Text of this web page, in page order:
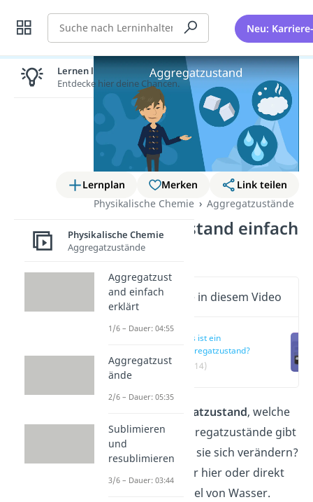
Suche Neu:
Lernplan Merken
Link teilen
Physikalische Chemie
Aggregatzustände
Aggregatzustand einfach
erklärt
Wichtige Inhalte in diesem Video
Was ist ein
Aggregatzustand?
(00:14)
Aggregatzustand, welche
verschiedenen Aggregatzustände gibt
es und wie können sie sich verändern?
Das erklären wir dir hier oder direkt
am Beispiel von Wasser.
Lernen lohnt sich!
Entdecke hier deine Chancen.
Physikalische Chemie
Aggregatzustände
Aggregatzust
and einfach
erklärt
1/6 – Dauer: 04:55
Aggregatzust
ände
2/6 – Dauer: 05:35
Sublimieren
und
resublimieren
3/6 – Dauer: 03:44